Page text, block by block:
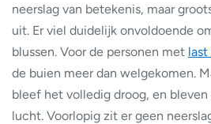
neerslag van betekenis, maar
uit. Er viel duidelijk onvoldoende
blussen. Voor de personen met
de buien meer dan welgekomen.
bleef het volledig droog, en
lucht. Voorlopig zit er geen